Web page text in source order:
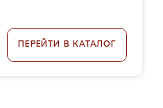
ПЕРЕЙТИ В КАТАЛОГ